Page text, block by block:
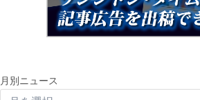
月別ニュース